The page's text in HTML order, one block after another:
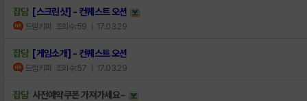
잡담 [스크린샷] - 컨퀘스트 오션
드림키퍼 조회수:59 | 17.03.29
잡담 [게임소개] - 컨퀘스트 오션
드림키퍼 조회수:57 | 17.03.29
잡담 사전예약쿠폰 가져가세요~